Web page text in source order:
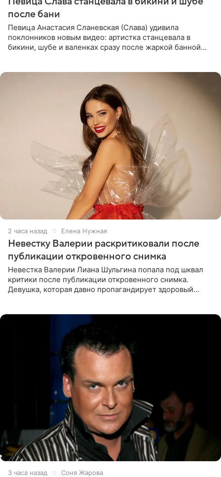
после бани
Певица Анастасия Сланевская (Слава) удивила
поклонников новым видео: артистка станцевала в
бикини, шубе и валенках сразу после жаркой банной
2 часа назад Елена Нужная
Невестку Валерии раскритиковали после
публикации откровенного снимка
Невестка Валерии Лиана Шульгина попала под шквал
критики после публикации откровенного снимка.
Девушка, которая давно пропагандирует здоровый
3 часа назад Соня Жарова